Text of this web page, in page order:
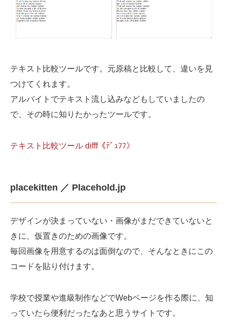
テキスト比較ツールです。元原稿と比較して、違いを見
つけてくれます。
アルバイトでテキスト流し込みなどもしていましたの
で、その時に知りたかったツールです。
テキスト比較ツール difff《ﾃﾞｭﾌﾌ》
placekitten ／ Placehold.jp
デザインが決まっていない・画像がまだできていないと
きに、仮置きのための画像です。
毎回画像を用意するのは面倒なので、そんなときにこの
コードを貼り付けます。
学校で授業や進級制作などでWebページを作る際に、知
っていたら便利だったなあと思うサイトです。